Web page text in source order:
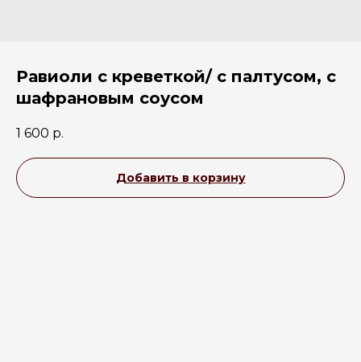
Равиоли с креветкой/ с палтусом, с
шафрановым соусом
1 600 р.
Добавить в корзину